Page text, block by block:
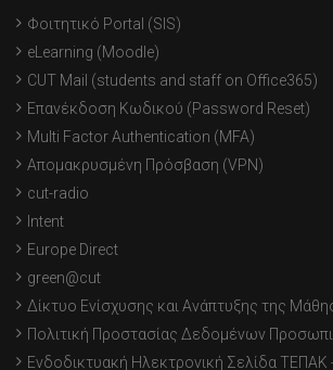
Φοιτητικό Portal (SIS)
eLearning (Moodle)
CUT Mail (students and staff on Office365)
Επανέκδοση Κωδικού (Password Reset)
Multi Factor Authentication (MFA)
Απομακρυσμένη Πρόσβαση (VPN)
cut-radio
Intent
Europe Direct
green@cut
Δίκτυο Ενίσχυσης και Ανάπτυξης της
Πολιτική Προστασίας Δεδομένων
Ενδοδικτυακή Ηλεκτρονική Σελίδα ΤΕΠΑΚ